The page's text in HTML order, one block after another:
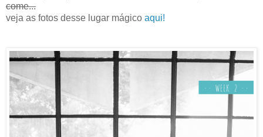
come...
veja as fotos desse lugar mágico aqui!